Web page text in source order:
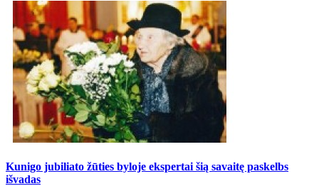
Kunigo jubiliato žūties byloje ekspertai šią savaitę paskelbs
išvadas